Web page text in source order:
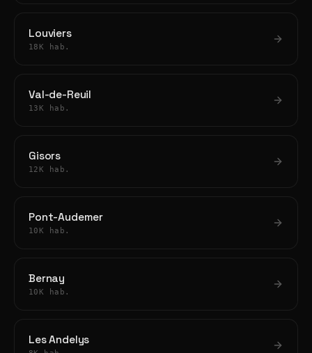
Louviers
18K hab.
Val-de-Reuil
13K hab.
Gisors
12K hab.
Pont-Audemer
10K hab.
Bernay
10K hab.
Les Andelys